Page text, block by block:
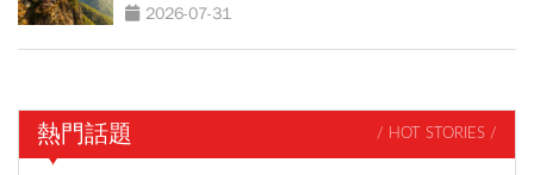
2026-07-31
熱門話題 / HOT STORIES /